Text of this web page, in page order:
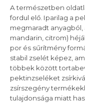
A természetben
fordul elő. Iparilag a
megmaradt anyagból,
mandarin, citrom)
por és sűrítmény
stabil zselét képez,
többek között
pektinzseléket
zsírszegény
tulajdonsága miatt